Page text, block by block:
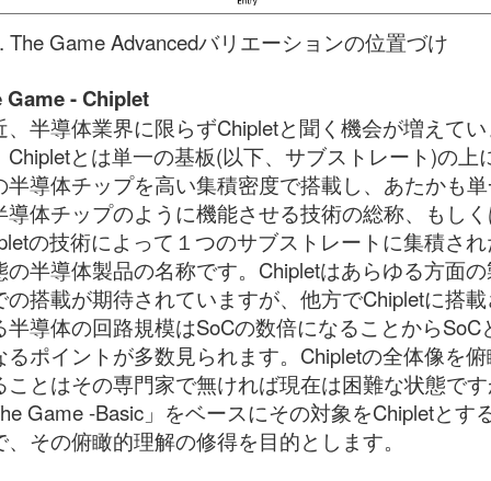
The Game Advancedバリエーションの位置づけ
Game - Chiplet
、半導体業界に限らずChipletと聞く機会が増えて
Chipletとは単一の基板(以下、サブストレート)の上
半導体チップを高い集積密度で搭載し、あたかも
導体チップのように機能させる技術の総称、もし
の技術によって１つのサブストレートに集積さ
の半導体製品の名称です。Chipletはあらゆる方面
の搭載が期待されていますが、他方でChipletに搭
半導体の回路規模はSoCの数倍になることからSoC
るポイントが多数見られます。Chipletの全体像を
ことはその専門家で無ければ現在は困難な状態で
Game -Basic」をベースにその対象をChipletとす
、その俯瞰的理解の修得を目的とします。